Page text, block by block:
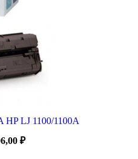
HP LJ 1100/1100A
₽